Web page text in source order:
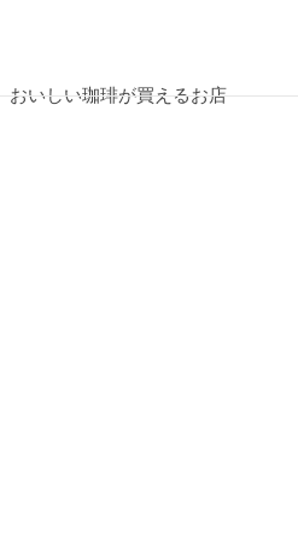
おいしい珈琲が買えるお店